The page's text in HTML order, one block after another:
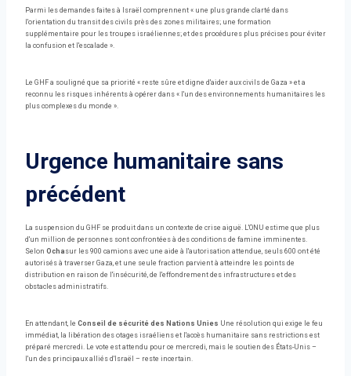
Parmi les demandes faites à Israël comprennent « une plus grande clarté dans
l'orientation du transit des civils près des zones militaires; une formation
supplémentaire pour les troupes israéliennes; et des procédures plus précises pour éviter
la confusion et l'escalade ».
Le GHF a souligné que sa priorité « reste sûre et digne d'aider aux civils de Gaza » et a
reconnu les risques inhérents à opérer dans « l'un des environnements humanitaires les
plus complexes du monde ».
Urgence humanitaire sans
précédent
La suspension du GHF se produit dans un contexte de crise aiguë. L'ONU estime que plus
d'un million de personnes sont confrontées à des conditions de famine imminentes.
Selon Ocha sur les 900 camions avec une aide à l'autorisation attendue, seuls 600 ont été
autorisés à traverser Gaza, et une seule fraction parvient à atteindre les points de
distribution en raison de l'insécurité, de l'effondrement des infrastructures et des
obstacles administratifs.
En attendant, le Conseil de sécurité des Nations Unies Une résolution qui exige le feu
immédiat, la libération des otages israéliens et l'accès humanitaire sans restrictions est
préparé mercredi. Le vote est attendu pour ce mercredi, mais le soutien des États-Unis –
l'un des principaux alliés d'Israël – reste incertain.